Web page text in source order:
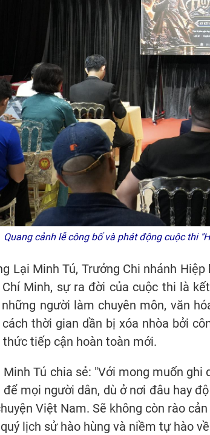
Quang cảnh lễ công bố và phát động cuộc thi
Lại Minh Tú, Trưởng Chi nhánh
Chí Minh, sự ra đời của cuộc thi là
người làm chuyên môn, văn
cách thời gian dần bị xóa nhòa bởi
thức tiếp cận hoàn toàn mới.
Minh Tú chia sẻ: "Với mong muốn
để mọi người dân, dù ở nơi đâu hay
Việt Nam. Sẽ không còn rào
lịch sử hào hùng và niềm tự hào